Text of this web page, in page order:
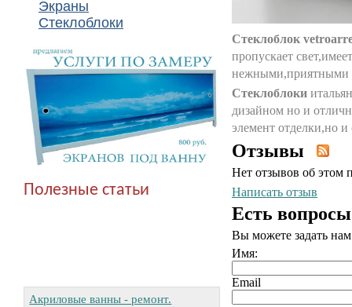
Экраны
Стеклоблоки
Полезные статьи
Акриловые ванны - ремонт.
Стеклоблок
пропускает свет,имеет
нежными,приятными
Стеклоблоки
дизайном но и
элемент отделки,но
Отзывы
Нет отзывов об этом
Написать отзыв
Есть
Вы можете задать
Имя:
Email